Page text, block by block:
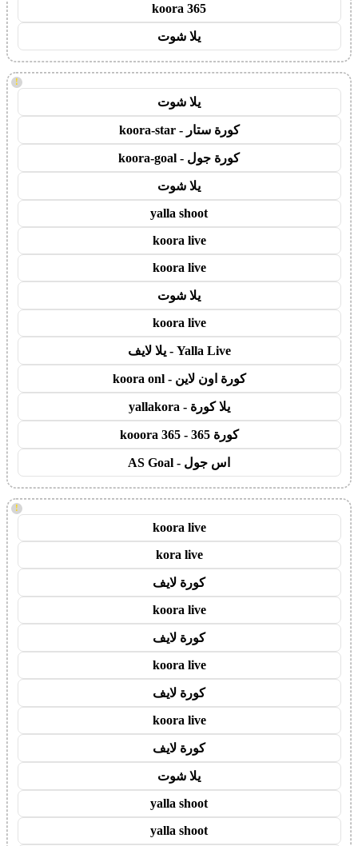
koora 365
يلا شوت
!
يلا شوت
كورة ستار - koora-star
كورة جول - koora-goal
يلا شوت
yalla shoot
koora live
koora live
يلا شوت
koora live
Yalla Live - يلا لايف
كورة اون لاين - koora onl
يلا كورة - yallakora
كورة 365 - kooora 365
اس جول - AS Goal
!
koora live
kora live
كورة لايف
koora live
كورة لايف
koora live
كورة لايف
koora live
كورة لايف
يلا شوت
yalla shoot
yalla shoot